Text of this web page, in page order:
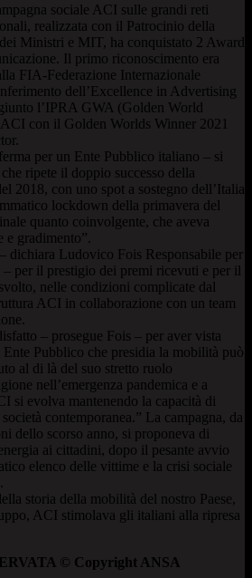
sociale ACI sulle grandi reti
realizzata con il Patrocinio della
Ministri e MIT, ha conquistato 2 Award
Il primo riconoscimento era
FIA-Federazione Internazionale
dell’Excellence in Advertising
l’IPRA GWA (Golden World
con il Golden Worlds Winner 2021
per un Ente Pubblico italiano – si
ripete il doppio successo della
2018, con uno spot a sostegno dell’Italia
lockdown della primavera del
quanto coinvolgente, che aveva
e gradimento”.
dichiara Ludovico Fois Responsabile per
per il prestigio dei premi ricevuti e per il
nelle condizioni complicate dal
ACI in collaborazione con un team
– prosegue Fois – per aver vista
Ente Pubblico che presidia la mobilità può
al di là del suo stretto ruolo
nell’emergenza pandemica e a
si evolva mantenendo la capacità di
contemporanea.” La campagna, da
dello scorso anno, si proponeva di
ai cittadini, dopo il pesante avvio
elenco delle vittime e la crisi sociale
storia della mobilità del nostro Paese,
ACI stimolava gli italiani alla ripresa
© Copyright ANSA